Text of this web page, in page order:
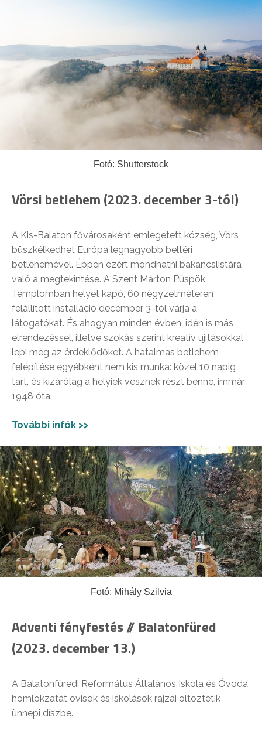
Fotó: Shutterstock
Vörsi betlehem (2023. december 3-tól)
A Kis-Balaton fővárosaként emlegetett község, Vörs
büszkélkedhet Európa legnagyobb beltéri
betlehemével. Éppen ezért mondhatni bakancslistára
való a megtekintése. A Szent Márton Püspök
Templomban helyet kapó, 60 négyzetméteren
felállított installáció december 3-tól várja a
látogatókat. És ahogyan minden évben, idén is más
elrendezéssel, illetve szokás szerint kreatív újításokkal
lepi meg az érdeklődőket. A hatalmas betlehem
felépítése egyébként nem kis munka: közel 10 napig
tart, és kizárólag a helyiek vesznek részt benne, immár
1948 óta.
További infók >>
Fotó: Mihály Szilvia
Adventi fényfestés // Balatonfüred
(2023. december 13.)
A Balatonfüredi Református Általános Iskola és Óvoda
homlokzatát ovisok és iskolások rajzai öltöztetik
ünnepi díszbe.